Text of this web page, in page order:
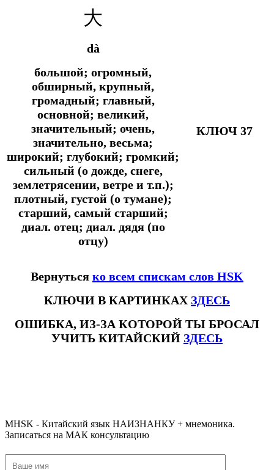
大
dà
большой; огромный,
обширный, крупный,
громадный; главный,
основной; великий,
значительный; очень,
значительно, весьма;
широкий; глубокий; громкий;
сильный (о дожде, снеге,
землетрясении, ветре и т.п.);
плотный, густой (о тумане);
старший, самый старший;
диал. отец; диал. дядя (по
отцу)
КЛЮЧ 37
Вернуться ко всем спискам слов HSK
КЛЮЧИ В КАРТИНКАХ ЗДЕСЬ
ОШИБКА, ИЗ-ЗА КОТОРОЙ ТЫ БРОСАЛ
УЧИТЬ КИТАЙСКИЙ ЗДЕСЬ
MHSK - Китайский язык НАИЗНАНКУ + мнемоника.
Записаться на МАК консультацию